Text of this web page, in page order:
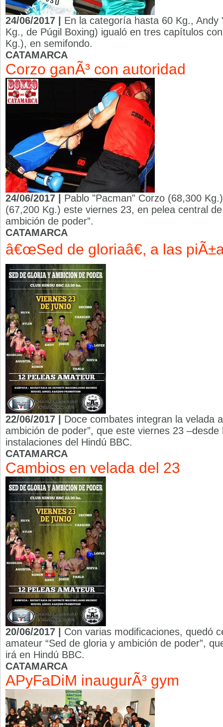
24/06/2017 | En la categoría hasta 60 Kg.,
Kg., de Púgil Boxing) igualó en tres capítulos
Kg.), en semifondo.
CATAMARCA
Corzo ganÃ³ con autoridad
24/06/2017 | Pablo "Pacman" Corzo (68,300
(67,200 Kg.) este viernes 23, en pelea central
ambición de poder”.
CATAMARCA
â€œSed de gloriaâ€, a las
22/06/2017 | Doce combates integran la velada
ambición de poder”, que este viernes 23
instalaciones del Hindú BBC.
CATAMARCA
Cambios en velada del 23
20/06/2017 | Con varias modificaciones, quedó
amateur “Sed de gloria y ambición de poder”,
irá en Hindú BBC.
CATAMARCA
APyFaDiM inaugurÃ³ gym